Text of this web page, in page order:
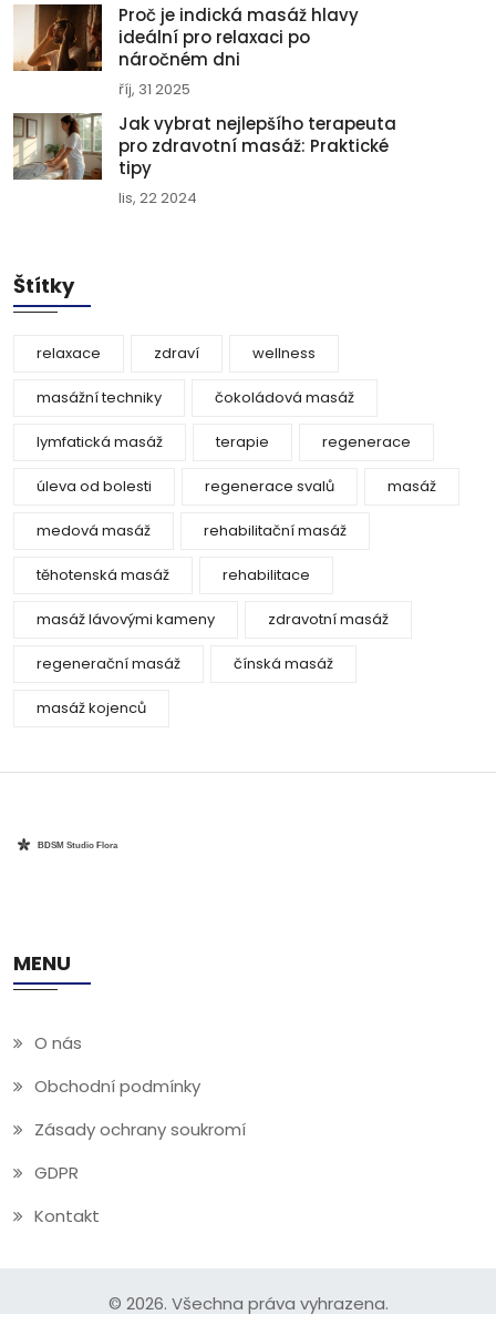
Proč je indická masáž hlavy
ideální pro relaxaci po
náročném dni
říj, 31 2025
Jak vybrat nejlepšího terapeuta
pro zdravotní masáž: Praktické
tipy
lis, 22 2024
Štítky
relaxace zdraví wellness
masážní techniky čokoládová masáž
lymfatická masáž terapie regenerace
úleva od bolesti regenerace svalů masáž
medová masáž rehabilitační masáž
těhotenská masáž rehabilitace
masáž lávovými kameny zdravotní masáž
regenerační masáž čínská masáž
masáž kojenců
MENU
O nás
Obchodní podmínky
Zásady ochrany soukromí
GDPR
Kontakt
© 2026. Všechna práva vyhrazena.